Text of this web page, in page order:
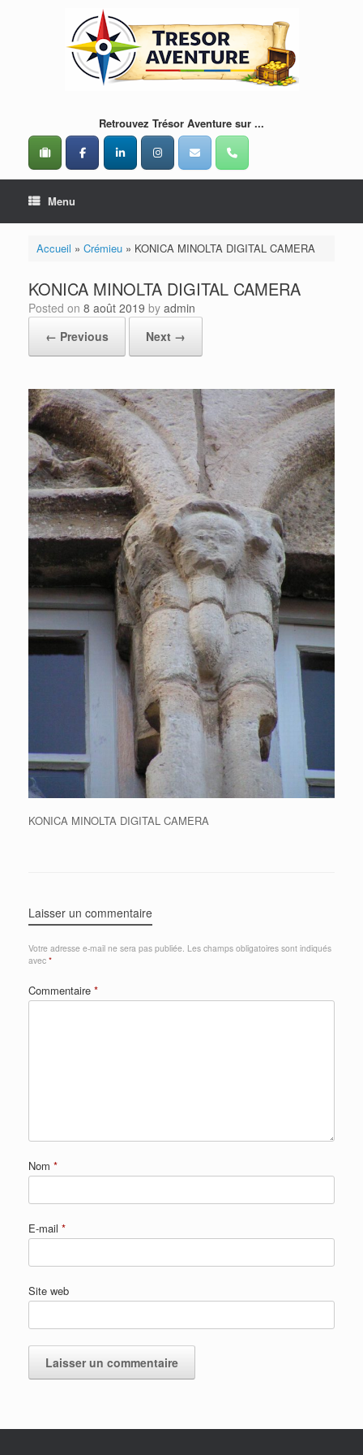
Retrouvez Trésor Aventure sur ...
Menu
Accueil » Crémieu» KONICA MINOLTA DIGITAL CAMERA
KONICA MINOLTA DIGITAL CAMERA
Posted on 8 août 2019 by admin
← Previous
Next →
KONICA MINOLTA DIGITAL CAMERA
Laisser un commentaire
Votre adresse e-mail ne sera pas publiée. Les champs obligatoires sont indiqués
avec *
Commentaire *
Nom *
E-mail *
Site web